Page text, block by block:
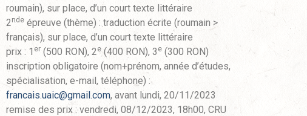
roumain), sur place, d’un court texte littéraire
2nde épreuve (thème) : traduction écrite (roumain >
français), sur place, d’un court texte littéraire
prix : 1 er (500 RON), 2e(400 RON), 3 e (300 RON)
inscription obligatoire (nom+prénom, année d’études,
spécialisation, e-mail, téléphone) :
francais.uaic@gmail.com, avant lundi, 20/11/2023
remise des prix : vendredi, 08/12/2023, 18h00, CRU